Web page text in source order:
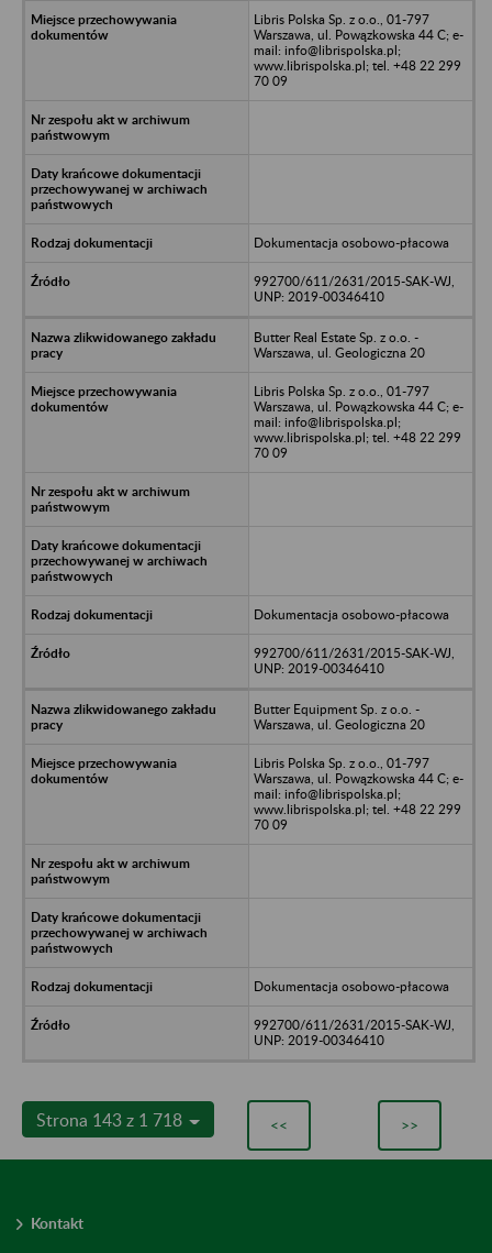
Libris Polska Sp. z o.o., 01-797
Warszawa, ul. Powązkowska 44 C; e-
mail: info@librispolska.pl;
www.librispolska.pl; tel. +48 22 299
70 09
Dokumentacja osobowo-płacowa
992700/611/2631/2015-SAK-WJ,
UNP: 2019-00346410
Butter Real Estate Sp. z o.o. -
Warszawa, ul. Geologiczna 20
Libris Polska Sp. z o.o., 01-797
Warszawa, ul. Powązkowska 44 C; e-
mail: info@librispolska.pl;
www.librispolska.pl; tel. +48 22 299
70 09
Dokumentacja osobowo-płacowa
992700/611/2631/2015-SAK-WJ,
UNP: 2019-00346410
Butter Equipment Sp. z o.o. -
Warszawa, ul. Geologiczna 20
Libris Polska Sp. z o.o., 01-797
Warszawa, ul. Powązkowska 44 C; e-
mail: info@librispolska.pl;
www.librispolska.pl; tel. +48 22 299
70 09
Dokumentacja osobowo-płacowa
992700/611/2631/2015-SAK-WJ,
UNP: 2019-00346410
Strona 143 z 1 718 << >>
Kontakt